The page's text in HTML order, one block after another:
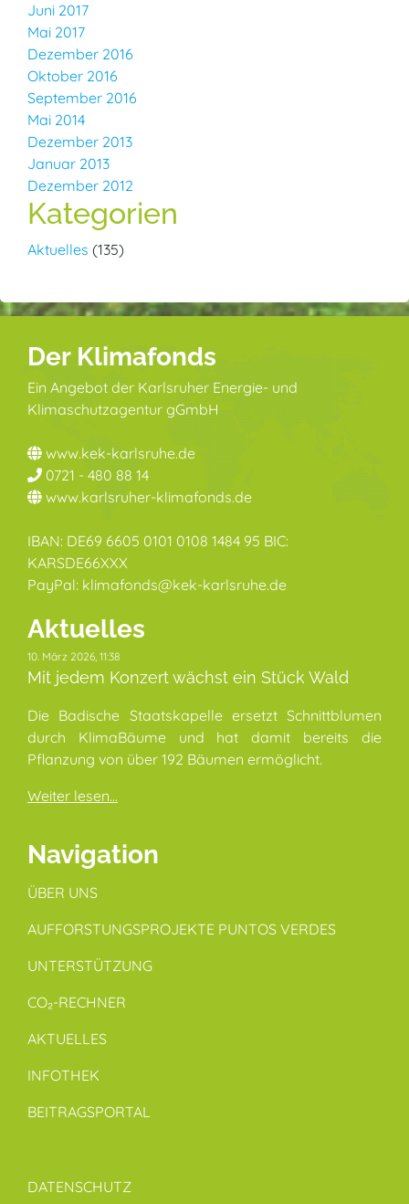
Juni 2017
Mai 2017
Dezember 2016
Oktober 2016
September 2016
Mai 2014
Dezember 2013
Januar 2013
Dezember 2012
Kategorien
Aktuelles (135)
Der Klimafonds
Ein Angebot der Karlsruher Energie- und
Klimaschutzagentur gGmbH
www.kek-karlsruhe.de
0721 - 480 88 14
www.karlsruher-klimafonds.de
IBAN: DE69 6605 0101 0108 1484 95 BIC:
KARSDE66XXX
PayPal: klimafonds@kek-karlsruhe.de
Aktuelles
10. März 2026, 11:38
Mit jedem Konzert wächst ein Stück Wald
Die Badische Staatskapelle ersetzt Schnittblumen
durch KlimaBäume und hat damit bereits die
Pflanzung von über 192 Bäumen ermöglicht.
Weiter lesen...
Navigation
ÜBER UNS
AUFFORSTUNGSPROJEKTE PUNTOS VERDES
UNTERSTÜTZUNG
CO₂-RECHNER
AKTUELLES
INFOTHEK
BEITRAGSPORTAL
DATENSCHUTZ